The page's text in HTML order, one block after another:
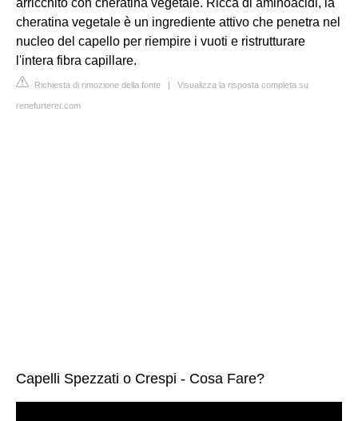
arricchito con cheratina vegetale. Ricca di aminoacidi, la
cheratina vegetale è un ingrediente attivo che penetra nel
nucleo del capello per riempire i vuoti e ristrutturare
l'intera fibra capillare.
Richiesta di rimozione della fonte | Visualizza la risposta completa su
renefurterer.com
Capelli Spezzati o Crespi - Cosa Fare?